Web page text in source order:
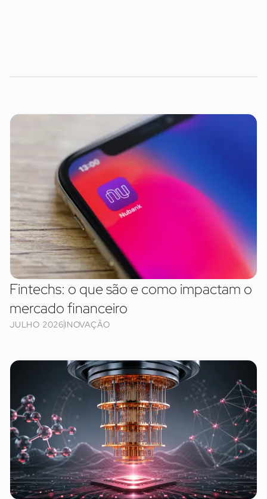
Fintechs: o que são e como impactam o
mercado financeiro
JULHO 2026INOVAÇÃO